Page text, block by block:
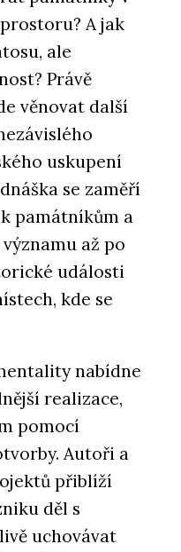
A jak
ale
Právě
věnovat další
uskupení
se zaměří
památníkům a
až po
události
kde se
nabídne
realizace,
pomocí
Autoři a
přiblíží
děl s
uchovávat